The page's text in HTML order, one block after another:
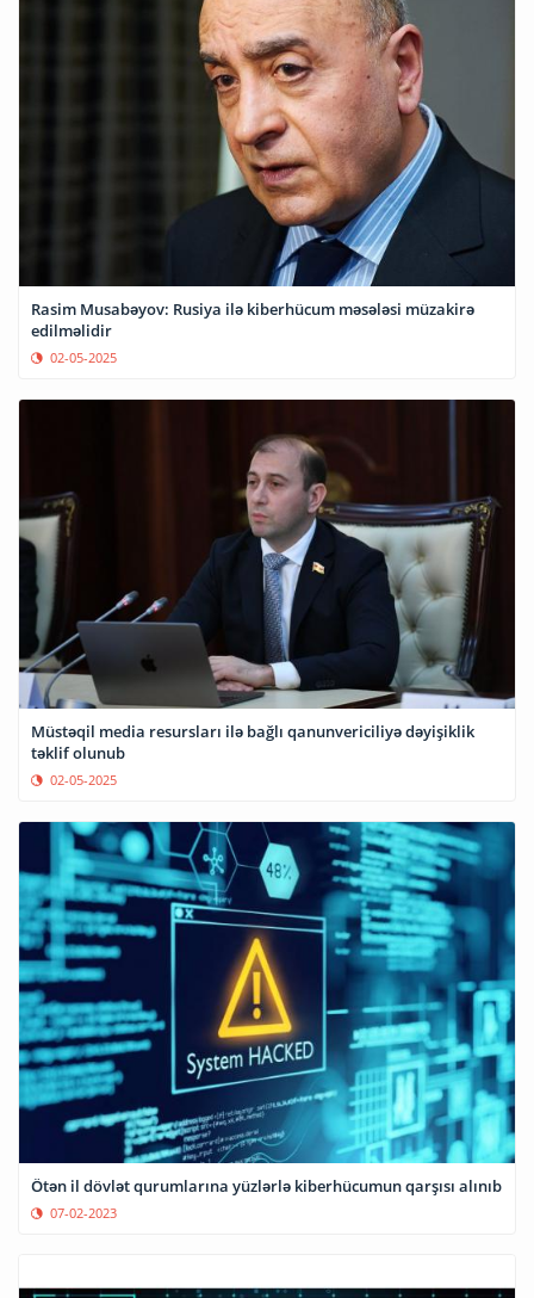
Rasim Musabəyov: Rusiya ilə kiberhücum məsələsi müzakirə
edilməlidir
02-05-2025
Müstəqil media resursları ilə bağlı qanunvericiliyə dəyişiklik
təklif olunub
02-05-2025
Ötən il dövlət qurumlarına yüzlərlə kiberhücumun qarşısı alınıb
07-02-2023